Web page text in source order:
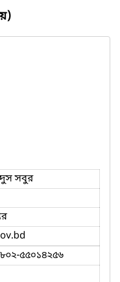
সবুর
৫৫০১৪২৫৬